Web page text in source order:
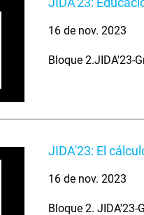
16 de nov. 2023
Bloque 2.JIDA'23-
JIDA'23: El
16 de nov. 2023
Bloque 2.